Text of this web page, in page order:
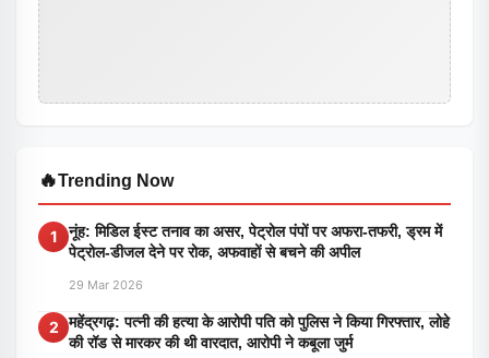
🔥Trending Now
1
नूंह: मिडिल ईस्ट तनाव का असर, पेट्रोल पंपों पर अफरा-तफरी, ड्रम में
पेट्रोल-डीजल देने पर रोक, अफवाहों से बचने की अपील
29 Mar 2026
2
महेंद्रगढ़: पत्नी की हत्या के आरोपी पति को पुलिस ने किया गिरफ्तार, लोहे
की रॉड से मारकर की थी वारदात, आरोपी ने कबूला जुर्म